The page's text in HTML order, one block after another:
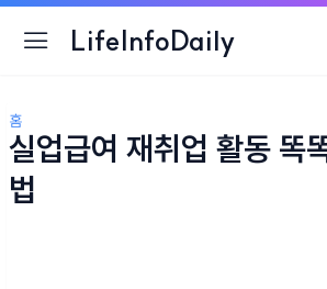
LifeInfoDaily
홈
실업급여 재취업 활동 똑
법